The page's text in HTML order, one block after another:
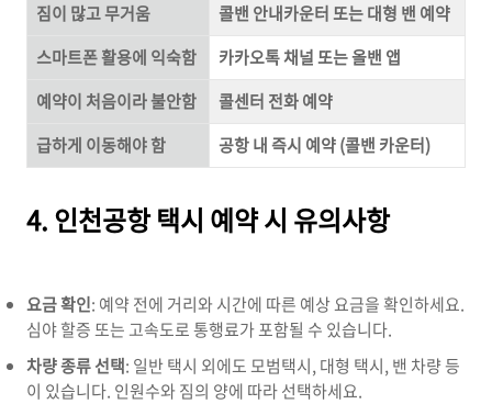
짐이 많고 무거움
콜밴 안내카운터 또는 대형 밴 예약
스마트폰 활용에 익숙함
카카오톡 채널 또는 올밴 앱
예약이 처음이라 불안함
콜센터 전화 예약
급하게 이동해야 함
공항 내 즉시 예약 (콜밴 카운터)
4. 인천공항 택시 예약 시 유의사항
요금 확인: 예약 전에 거리와 시간에 따른 예상 요금을 확인하세요.
심야 할증 또는 고속도로 통행료가 포함될 수 있습니다.
차량 종류 선택: 일반 택시 외에도 모범택시, 대형 택시, 밴 차량 등
이 있습니다. 인원수와 짐의 양에 따라 선택하세요.